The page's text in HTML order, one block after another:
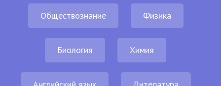
Обществознание Физика
Биология Химия